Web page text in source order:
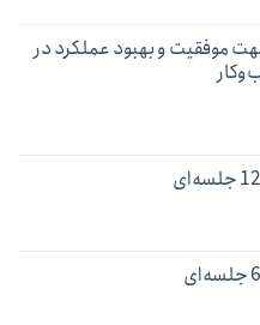
۱,۴۹۰,۰۰۰ تومان
موفقیت و بهبود عملکرد در